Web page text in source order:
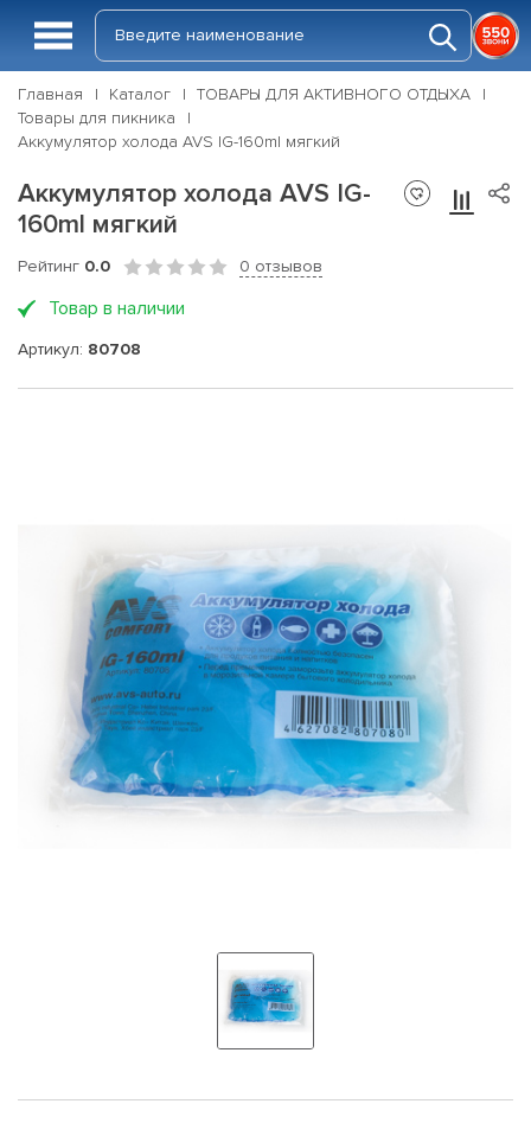
Главная Каталог
ТОВАРЫ ДЛЯ АКТИВНОГО ОТДЫХА
Товары для пикника
Аккумулятор холода AVS IG-160ml мягкий
Аккумулятор холода AVS IG-
160ml мягкий
Рейтинг 0.0 0 отзывов
Товар в наличии
Артикул: 80708